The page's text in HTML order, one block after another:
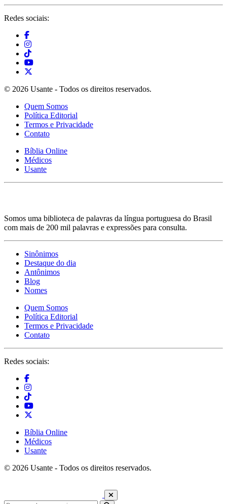
Redes sociais:
© 2026 Usante - Todos os direitos reservados.
Quem Somos
Política Editorial
Termos e Privacidade
Contato
Bíblia Online
Médicos
Usante
Somos uma biblioteca de palavras da língua portuguesa do Brasil
com mais de 200 mil palavras e expressões para consulta.
Sinônimos
Destaque do dia
Antônimos
Blog
Nomes
Quem Somos
Política Editorial
Termos e Privacidade
Contato
Redes sociais:
Bíblia Online
Médicos
Usante
© 2026 Usante - Todos os direitos reservados.